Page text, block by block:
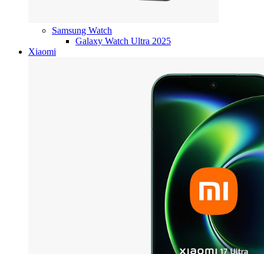
Samsung Watch
Galaxy Watch Ultra 2025
Xiaomi